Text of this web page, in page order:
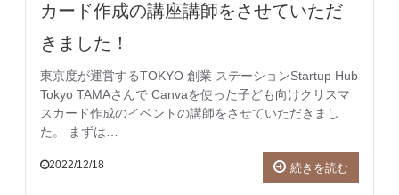
カード作成の講座講師をさせていただ
きました！
東京度が運営するTOKYO 創業 ステーションStartup Hub
Tokyo TAMAさんで Canvaを使った子ども向けクリスマ
スカード作成のイベントの講師をさせていただきまし
た。 まずは…
2022/12/18 続きを読む